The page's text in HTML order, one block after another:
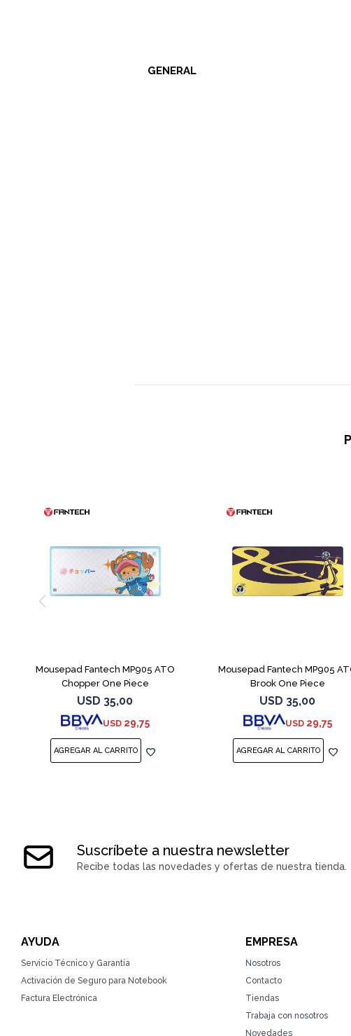
GENERAL
Mousepad Fantech MP905 ATO
Chopper One Piece
USD 35,00
USD 29,75
Mousepad Fantech MP905
Brook One Piece
USD 35,00
USD 29,75
Suscríbete a nuestra newsletter
Recibe todas las novedades y ofertas de nuestra tienda.
AYUDA
Servicio Técnico y Garantía
Activación de Seguro para Notebook
Factura Electrónica
EMPRESA
Nosotros
Contacto
Tiendas
Trabaja con nosotros
Novedades